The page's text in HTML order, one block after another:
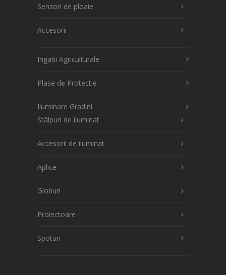
Senzori de ploaie
Accesorii
Irigatii Agriculturale
Plase de Protectie
Iluminare Gradini
Stâlpuri de iluminat
Accesorii de iluminat
Aplice
Globuri
Proiectoare
Spoturi